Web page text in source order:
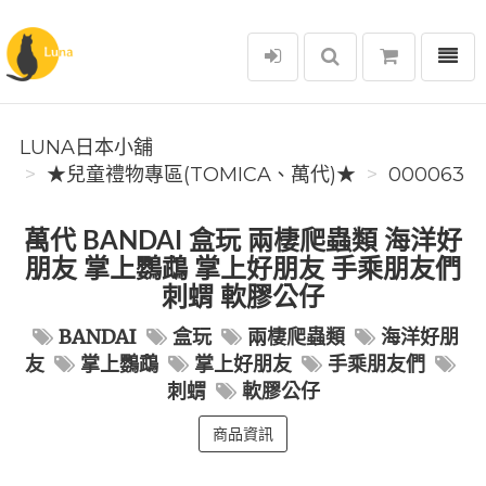
Luna日本小舖
選單
LUNA日本小舖
★兒童禮物專區(TOMICA、萬代)★
000063
萬代 BANDAI 盒玩 兩棲爬蟲類 海洋好
朋友 掌上鸚鵡 掌上好朋友 手乘朋友們
刺蝟 軟膠公仔
BANDAI 盒玩 兩棲爬蟲類
海洋好朋
友
掌上鸚鵡 掌上好朋友
手乘朋友們
刺蝟
軟膠公仔
商品資訊